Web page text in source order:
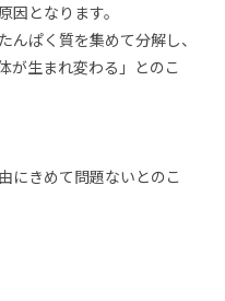
となります。
んぱく質を集めて分解し、
が生まれ変わる」とのこ
にきめて問題ないとのこ